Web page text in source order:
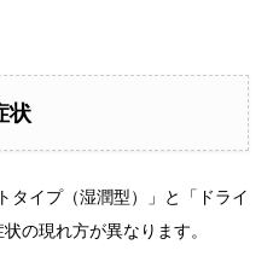
状
タイプ（湿潤型）」と「ドライ
の現れ方が異なります。